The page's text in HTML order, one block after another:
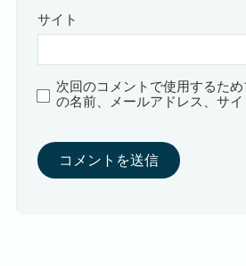
サイト
次回のコメントで使用するた
の名前、メールアドレス、サイ